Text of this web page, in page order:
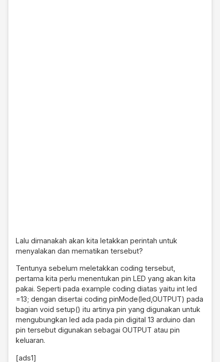
Lalu dimanakah akan kita letakkan perintah untuk
menyalakan dan mematikan tersebut?
Tentunya sebelum meletakkan coding tersebut,
pertama kita perlu menentukan pin LED yang akan kita
pakai. Seperti pada example coding diatas yaitu int led
=13; dengan disertai coding pinMode(led,OUTPUT) pada
bagian void setup() itu artinya pin yang digunakan untuk
mengubungkan led ada pada pin digital 13 arduino dan
pin tersebut digunakan sebagai OUTPUT atau pin
keluaran.
[ads1]